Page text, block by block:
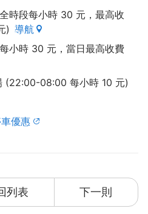
時段每小時 30 元，最高收
) 導航
小時 30 元，當日最高收費
(22:00-08:00 每小時 10 元)
優惠
列表 下一則